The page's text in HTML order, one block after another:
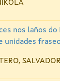
nos laños do
unidades